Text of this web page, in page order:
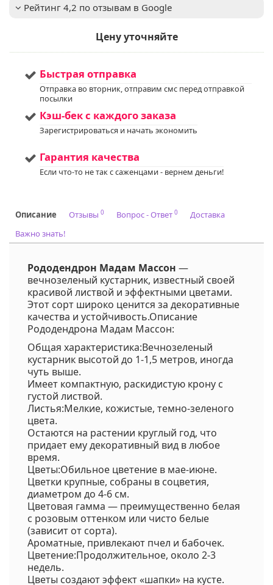
температуры.
Мы предлагаем
услуги по уходу за
пожалуйста,
получения
дополнительной
информации.
или WhatsApp
+375298412160
Код на питомнике:
гар
Рейтинг 4,2 по отзывам в Google
Цену уточняйте
Быстрая отправка
Отправка во вторник, отправим смс перед отправкой
посылки
Кэш-бек с каждого заказа
Зарегистрироваться и начать экономить
Гарантия качества
Если что-то не так с саженцами - вернем деньги!
Описание Отзывы 0 Вопрос - Ответ 0
Доставка
Важно знать!
Рододендрон Мадам Массон —
вечнозеленый кустарник, известный своей
красивой листвой и эффектными цветами.
Этот сорт широко ценится за декоративные
качества и устойчивость.Описание
Рододендрона Мадам Массон:
Общая характеристика:Вечнозеленый
кустарник высотой до 1-1,5 метров, иногда
чуть выше.
Имеет компактную, раскидистую крону с
густой листвой.
Листья:Мелкие, кожистые, темно-зеленого
цвета.
Остаются на растении круглый год, что
придает ему декоративный вид в любое
время.
Цветы:Обильное цветение в мае-июне.
Цветки крупные, собраны в соцветия,
диаметром до 4-6 см.
Цветовая гамма — преимущественно белая
с розовым оттенком или чисто белые
(зависит от сорта).
Ароматные, привлекают пчел и бабочек.
Цветение:Продолжительное, около 2-3
недель.
Цветы создают эффект «шапки» на кусте.